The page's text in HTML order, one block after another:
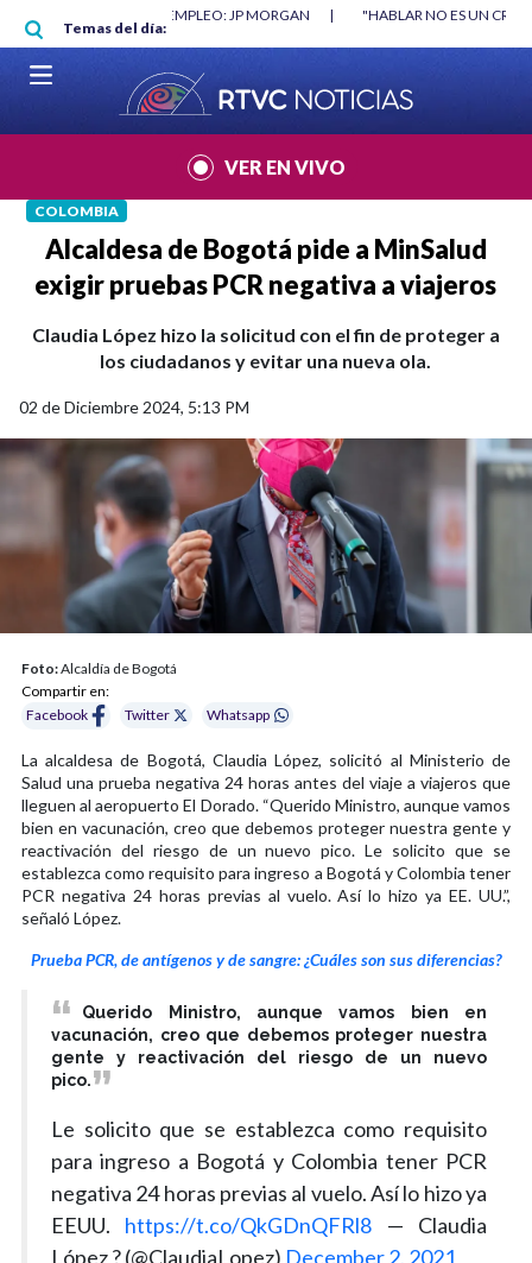
Pasar al contenido principal
Temas del día:
"HABLAR NO ES UN CRIMEN": CARTA DE BETO CORAL |
VER EN VIVO
COLOMBIA
Alcaldesa de Bogotá pide a MinSalud
exigir pruebas PCR negativa a viajeros
Claudia López hizo la solicitud con el fin de proteger a
los ciudadanos y evitar una nueva ola.
02 de Diciembre 2024, 5:13 PM
Foto:Alcaldía de Bogotá
Compartir en:
Facebook
Twitter Whatsapp
La alcaldesa de Bogotá, Claudia López, solicitó al Ministerio de
Salud una prueba negativa 24 horas antes del viaje a viajeros que
lleguen al aeropuerto El Dorado. “Querido Ministro, aunque vamos
bien en vacunación, creo que debemos proteger nuestra gente y
reactivación del riesgo de un nuevo pico. Le solicito que se
establezca como requisito para ingreso a Bogotá y Colombia tener
PCR negativa 24 horas previas al vuelo. Así lo hizo ya EE. UU.”,
señaló López.
Prueba PCR, de antígenos y de sangre: ¿Cuáles son sus diferencias?
Querido Ministro, aunque vamos bien en
vacunación, creo que debemos proteger nuestra
gente y reactivación del riesgo de un nuevo
pico.
Le solicito que se establezca como requisito
para ingreso a Bogotá y Colombia tener PCR
negativa 24 horas previas al vuelo. Así lo hizo ya
EEUU. https://t.co/QkGDnQFRl8 — Claudia
López ? (@ClaudiaLopez) December 2, 2021